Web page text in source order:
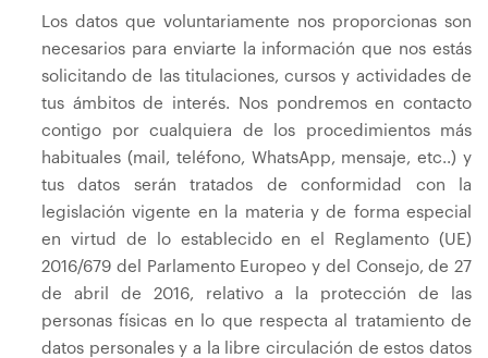
Los datos que voluntariamente nos proporcionas son
necesarios para enviarte la información que nos estás
solicitando de las titulaciones, cursos y actividades de
tus ámbitos de interés. Nos pondremos en contacto
contigo por cualquiera de los procedimientos más
habituales (mail, teléfono, WhatsApp, mensaje, etc..) y
tus datos serán tratados de conformidad con la
legislación vigente en la materia y de forma especial
en virtud de lo establecido en el Reglamento (UE)
2016/679 del Parlamento Europeo y del Consejo, de 27
de abril de 2016, relativo a la protección de las
personas físicas en lo que respecta al tratamiento de
datos personales y a la libre circulación de estos datos